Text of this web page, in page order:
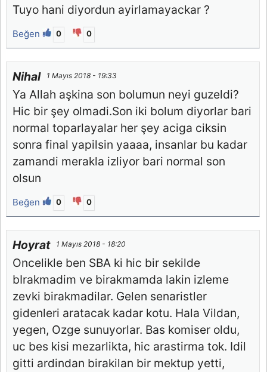
Tuyo hani diyordun ayirlamayackar ?
Beğen 0 0
Nihal 1 Mayıs 2018 - 19:33
Ya Allah aşkina son bolumun neyi guzeldi?
Hic bir şey olmadi.Son iki bolum diyorlar bari
normal toparlayalar her şey aciga ciksin
sonra final yapilsin yaaaa, insanlar bu kadar
zamandi merakla izliyor bari normal son
olsun
Beğen 0 0
Hoyrat 1 Mayıs 2018 - 18:20
Oncelikle ben SBA ki hic bir sekilde
bIrakmadim ve birakmamda lakin izleme
zevki birakmadilar. Gelen senaristler
gidenleri aratacak kadar kotu. Hala Vildan,
yegen, Ozge sunuyorlar. Bas komiser oldu,
uc bes kisi mezarlikta, hic arastirma tok. Idil
gitti ardindan birakilan bir mektup yetti,